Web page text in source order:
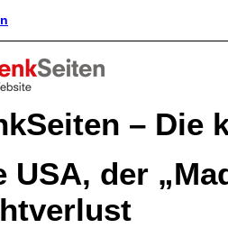
– Die
USA, der